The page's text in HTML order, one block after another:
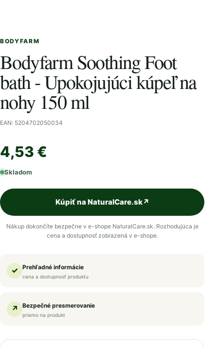
BODYFARM
Bodyfarm Soothing Foot
bath - Upokojujúci kúpeľ na
nohy 150 ml
EAN: 5204702050034
4,53 €
Skladom
Kúpiť na NaturalCare.sk↗
Nákup dokončíte bezpečne v e-shope NaturalCare.sk. Rozhodujúca je
cena a dostupnosť zobrazená v e-shope.
✓ Prehľadné informácie
cena a dostupnosť produktu
↗ Bezpečné presmerovanie
priamo na produkt